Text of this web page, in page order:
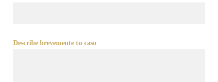
Describe brevemente tu caso